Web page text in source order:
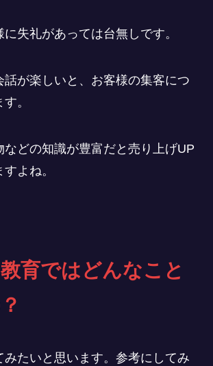
に失礼があっては台無しです。
話が楽しいと、お客様の集客につ
。
などの知識が豊富だと売り上げUP
よね。
育ではどんなこと
みたいと思います。参考にしてみ